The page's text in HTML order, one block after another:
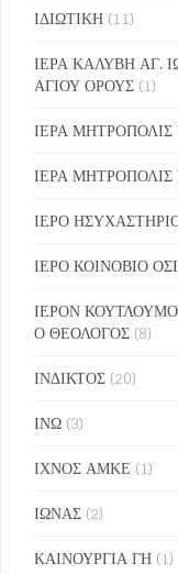
ΙΔΙΩΤΙΚΗ (11)
ΙΕΡΑ ΚΑΛΥΒΗ ΑΓ.
ΑΓΙΟΥ ΟΡΟΥΣ (1)
ΙΕΡΑ
ΙΕΡΑ
ΙΕΡΟ
ΙΕΡΟ ΚΟΙΝΟΒΙΟ
ΙΕΡΟΝ
Ο ΘΕΟΛΟΓΟΣ (8)
ΙΝΔΙΚΤΟΣ (20)
ΙΝΩ (3)
ΙΧΝΟΣ ΑΜΚΕ (1)
ΙΩΝΑΣ (2)
ΚΑΙΝΟΥΡΓΙΑ ΓΗ (1)